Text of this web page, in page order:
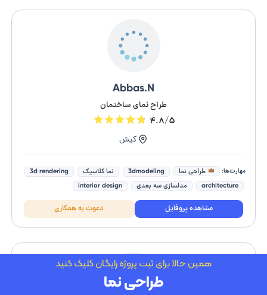
Abbas.N
طراح نمای ساختمان
۴.۸/۵
کیش
مهارت‌ها: طراحی نما 3dmodeling نما کلاسیک
3d rendering
architecture
مدلسازی سه بعدی
interior design
exterior design
طراحی دکوراسیون داخلی
طراحی غرفه های نمایشگاهی
مشاهده پروفایل دعوت به همکاری
همین حالا برای ثبت پروژه رایگان کلیک کنید
طراحی نما